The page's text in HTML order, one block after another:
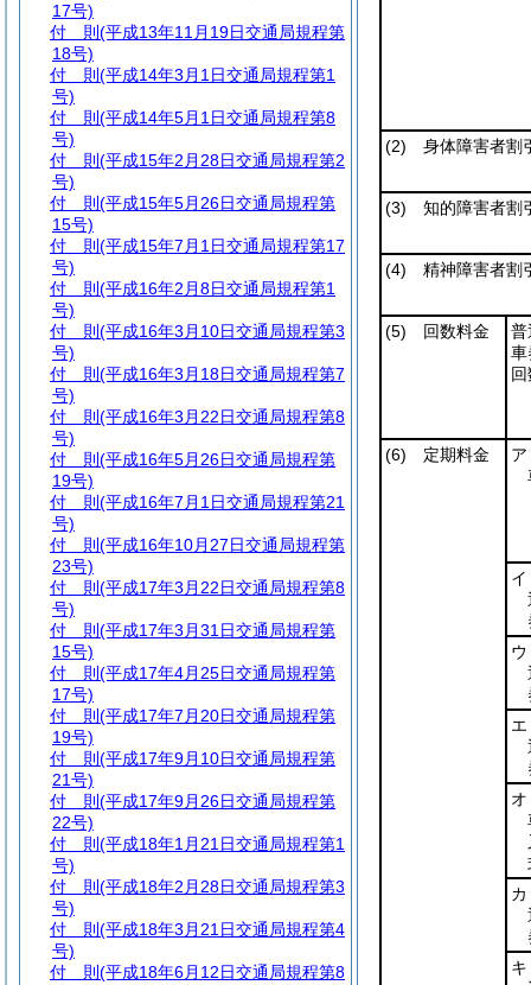
(2) 身体障害者割
(3) 知的障害者割
(4) 精神障害者割
(5) 回数料金
普
車
(6) 定期料金
17号)
付 則 (平成13年11月19日交通局規程第
18号)
付 則 (平成14年3月1日交通局規程第1
号)
付 則 (平成14年5月1日交通局規程第8
号)
付 則 (平成15年2月28日交通局規程第2
号)
付 則 (平成15年5月26日交通局規程第
15号)
付 則 (平成15年7月1日交通局規程第17
号)
付 則 (平成16年2月8日交通局規程第1
号)
付 則 (平成16年3月10日交通局規程第3
号)
付 則 (平成16年3月18日交通局規程第7
号)
付 則 (平成16年3月22日交通局規程第8
号)
付 則 (平成16年5月26日交通局規程第
19号)
付 則 (平成16年7月1日交通局規程第21
号)
付 則 (平成16年10月27日交通局規程第
23号)
付 則 (平成17年3月22日交通局規程第8
号)
付 則 (平成17年3月31日交通局規程第
15号)
付 則 (平成17年4月25日交通局規程第
17号)
付 則 (平成17年7月20日交通局規程第
19号)
付 則 (平成17年9月10日交通局規程第
21号)
付 則 (平成17年9月26日交通局規程第
22号)
付 則 (平成18年1月21日交通局規程第1
号)
付 則 (平成18年2月28日交通局規程第3
号)
付 則 (平成18年3月21日交通局規程第4
号)
付 則 (平成18年6月12日交通局規程第8